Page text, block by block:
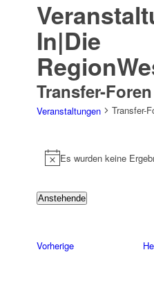
In|Die
Transfer-Foren
Veranstaltungen Transfer-
HinweisEs wurden keine
Anstehende
VorherigeVeranstaltungen